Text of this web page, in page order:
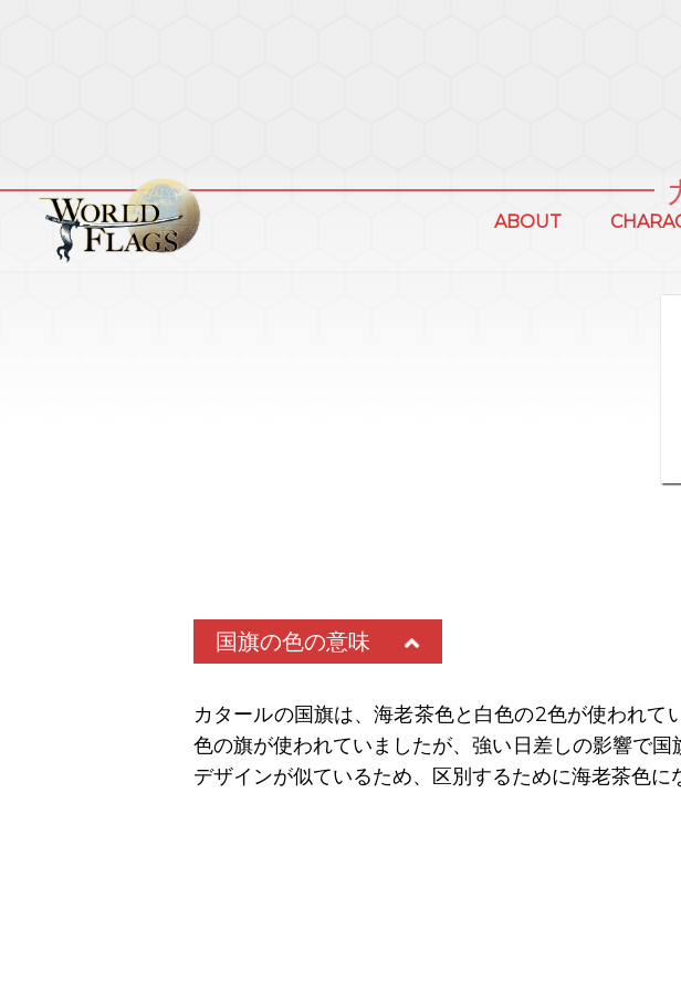
ABOUT
国旗の色の意味
カタールの国旗は、海老茶色と白色の2色が使われ
色の旗が使われていましたが、強い日差しの影響で
デザインが似ているため、区別するために海老茶色に